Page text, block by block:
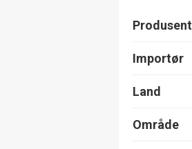
Produsent
Importør
Land
Område